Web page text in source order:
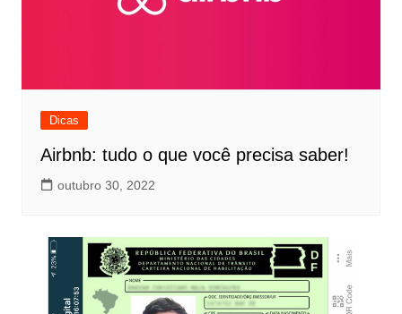
Dicas
Airbnb: tudo o que você precisa saber!
outubro 30, 2022